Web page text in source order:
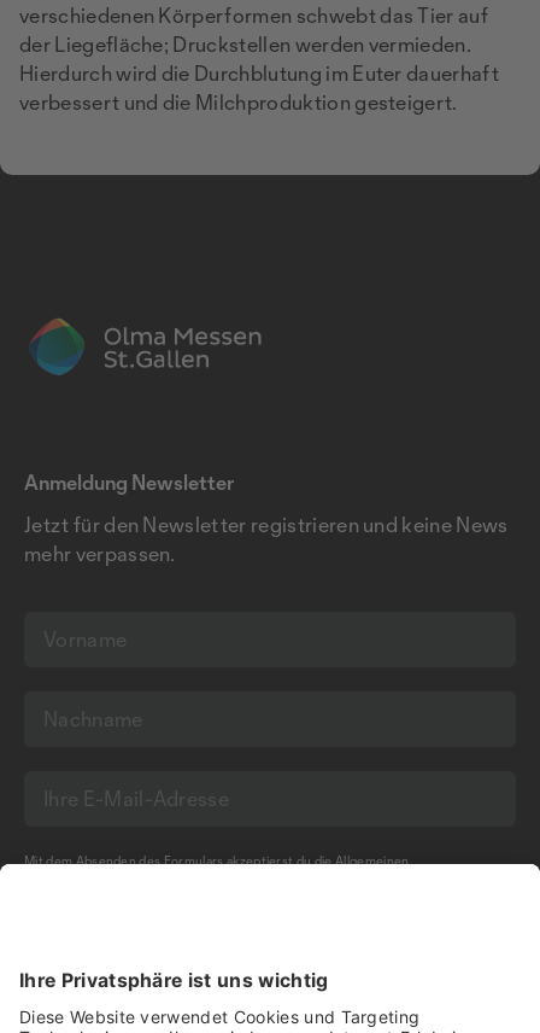
verschiedenen Körperformen schwebt das Tier auf
der Liegefläche; Druckstellen werden vermieden.
Hierdurch wird die Durchblutung im Euter dauerhaft
verbessert und die Milchproduktion gesteigert.
Anmeldung Newsletter
Jetzt für den Newsletter registrieren und keine News
mehr verpassen.
Mit dem Absenden des Formulars akzeptierst du dieAllgemeinen